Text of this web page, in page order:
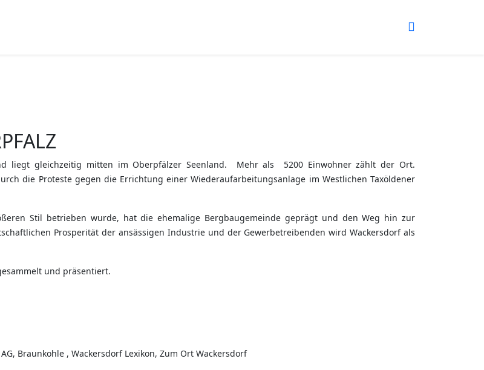
liegt gleichzeitig mitten im Oberpfälzer Seenland. Mehr als 5200 Einwohner zählt der Ort.
die Proteste gegen die Errichtung einer Wiederaufarbeitungsanlage im Westlichen Taxöldener
Stil betrieben wurde, hat die ehemalige Bergbaugemeinde geprägt und den Weg hin zur
Prosperität der ansässigen Industrie und der Gewerbetreibenden wird Wackersdorf als
und präsentiert.
Braunkohle , Wackersdorf Lexikon, Zum Ort Wackersdorf